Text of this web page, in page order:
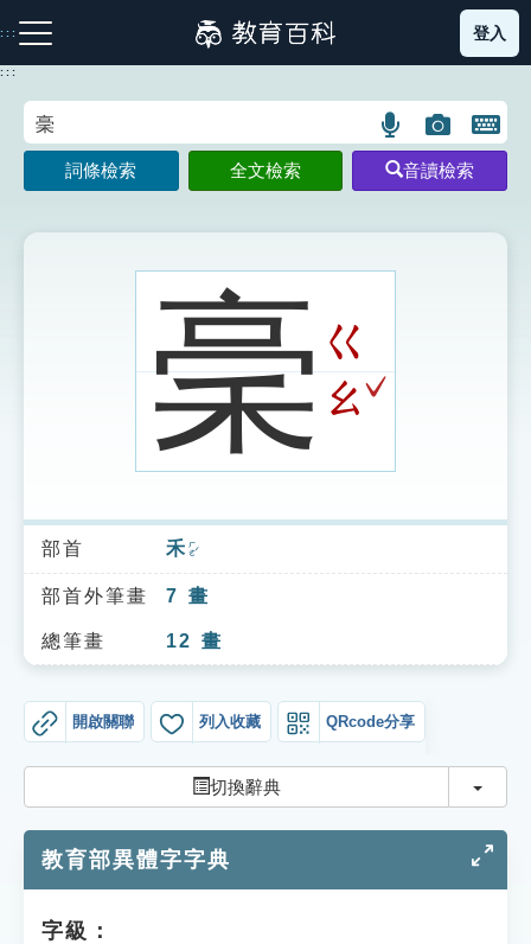
到
主
:::
注音索引圖示 筆畫索引圖示 部首索引表圖示
索引選單
知識索引
單字索引
貓頭鷹博士
登入
:::
語
言
搜
示
圖
片
搜
開
鍵
圖
詞條檢索 全文檢索 音讀檢索
稁ㄍ
ㄠ ˇ
部首 禾ㄏㄜˊ
部首外筆畫 7 畫
總筆畫 12 畫
開啟關聯 列入收藏 QRcode分享
切換辭典 切換
教育部異體字字典
字級：